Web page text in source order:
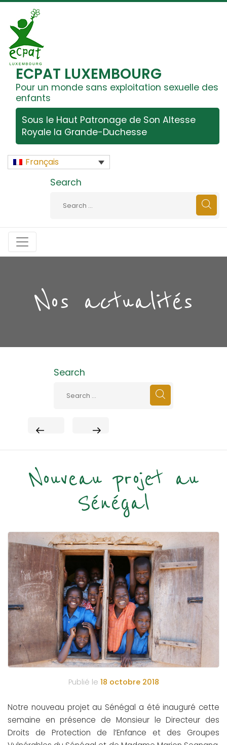
ECPAT LUXEMBOURG
Pour un monde sans exploitation sexuelle des
enfants
Sous le Haut Patronage de Son Altesse
Royale la Grande-Duchesse
Français
Search
Nos actualités
Search
NEXT
Nouveau projet au
Sénégal
Publié le 18 octobre 2018
Notre nouveau projet au Sénégal a été inauguré cette
semaine en présence de Monsieur le Directeur des
Droits de Protection de l’Enfance et des Groupes